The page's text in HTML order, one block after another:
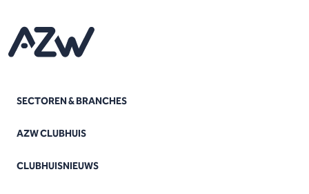
SECTOREN & BRANCHES
AZW CLUBHUIS
CLUBHUISNIEUWS